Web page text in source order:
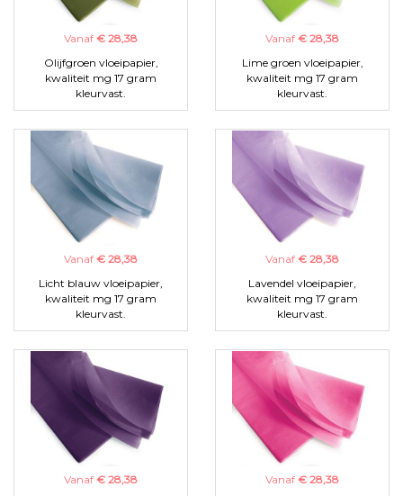
Vanaf € 28,38
Olijfgroen vloeipapier,
kwaliteit mg 17 gram
kleurvast.
Vanaf € 28,38
Lime groen vloeipapier,
kwaliteit mg 17 gram
kleurvast.
Vanaf € 28,38
Licht blauw vloeipapier,
kwaliteit mg 17 gram
kleurvast.
Vanaf € 28,38
Lavendel vloeipapier,
kwaliteit mg 17 gram
kleurvast.
Vanaf € 28,38
Vanaf € 28,38